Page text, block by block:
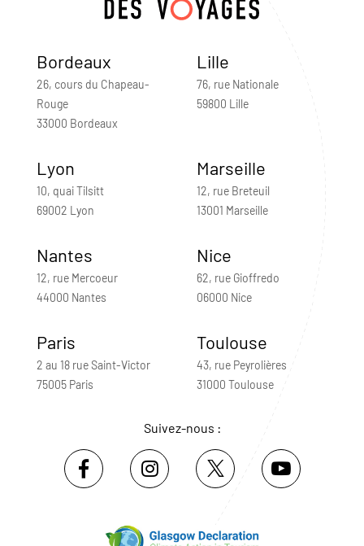
Bordeaux
26, cours du Chapeau-
Rouge
33000 Bordeaux
Lille
76, rue Nationale
59800 Lille
Lyon
10, quai Tilsitt
69002 Lyon
Marseille
12, rue Breteuil
13001 Marseille
Nantes
12, rue Mercoeur
44000 Nantes
Nice
62, rue Gioffredo
06000 Nice
Paris
2 au 18 rue Saint-Victor
75005 Paris
Toulouse
43, rue Peyrolières
31000 Toulouse
Suivez-nous :